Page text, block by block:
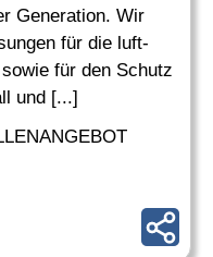
Generation. Wir
für die luft-
für den Schutz
und [...]